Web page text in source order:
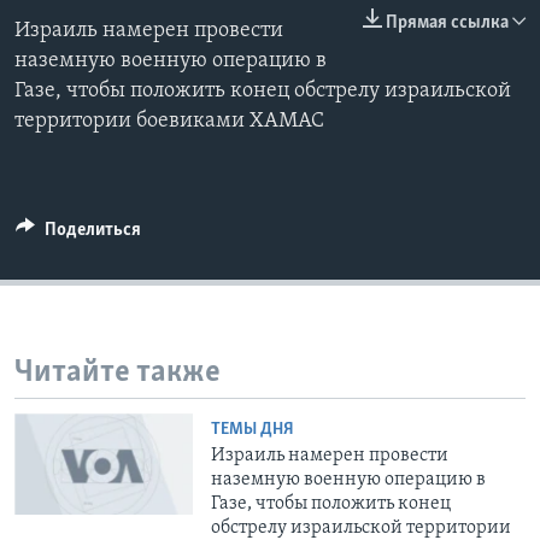
Learning English
СОЦИАЛЬНЫЕ СЕТИ
Языки
Прямая ссылка
Израиль намерен провести
наземную военную операцию в
Газе, чтобы положить конец обстрелу израильской
территории боевиками ХАМАС
Поделиться
Читайте также
ТЕМЫ ДНЯ
Израиль намерен провести
наземную военную операцию в
Газе, чтобы положить конец
обстрелу израильской территории